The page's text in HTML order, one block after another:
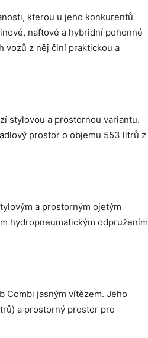
kterou u jeho konkurentů
naftové a hybridní pohonné
vozů z něj činí praktickou a
stylovou a prostornou variantu.
prostor o objemu 553 litrů z
a prostorným ojetým
hydropneumatickým odpružením
Combi jasným vítězem. Jeho
a prostorný prostor pro